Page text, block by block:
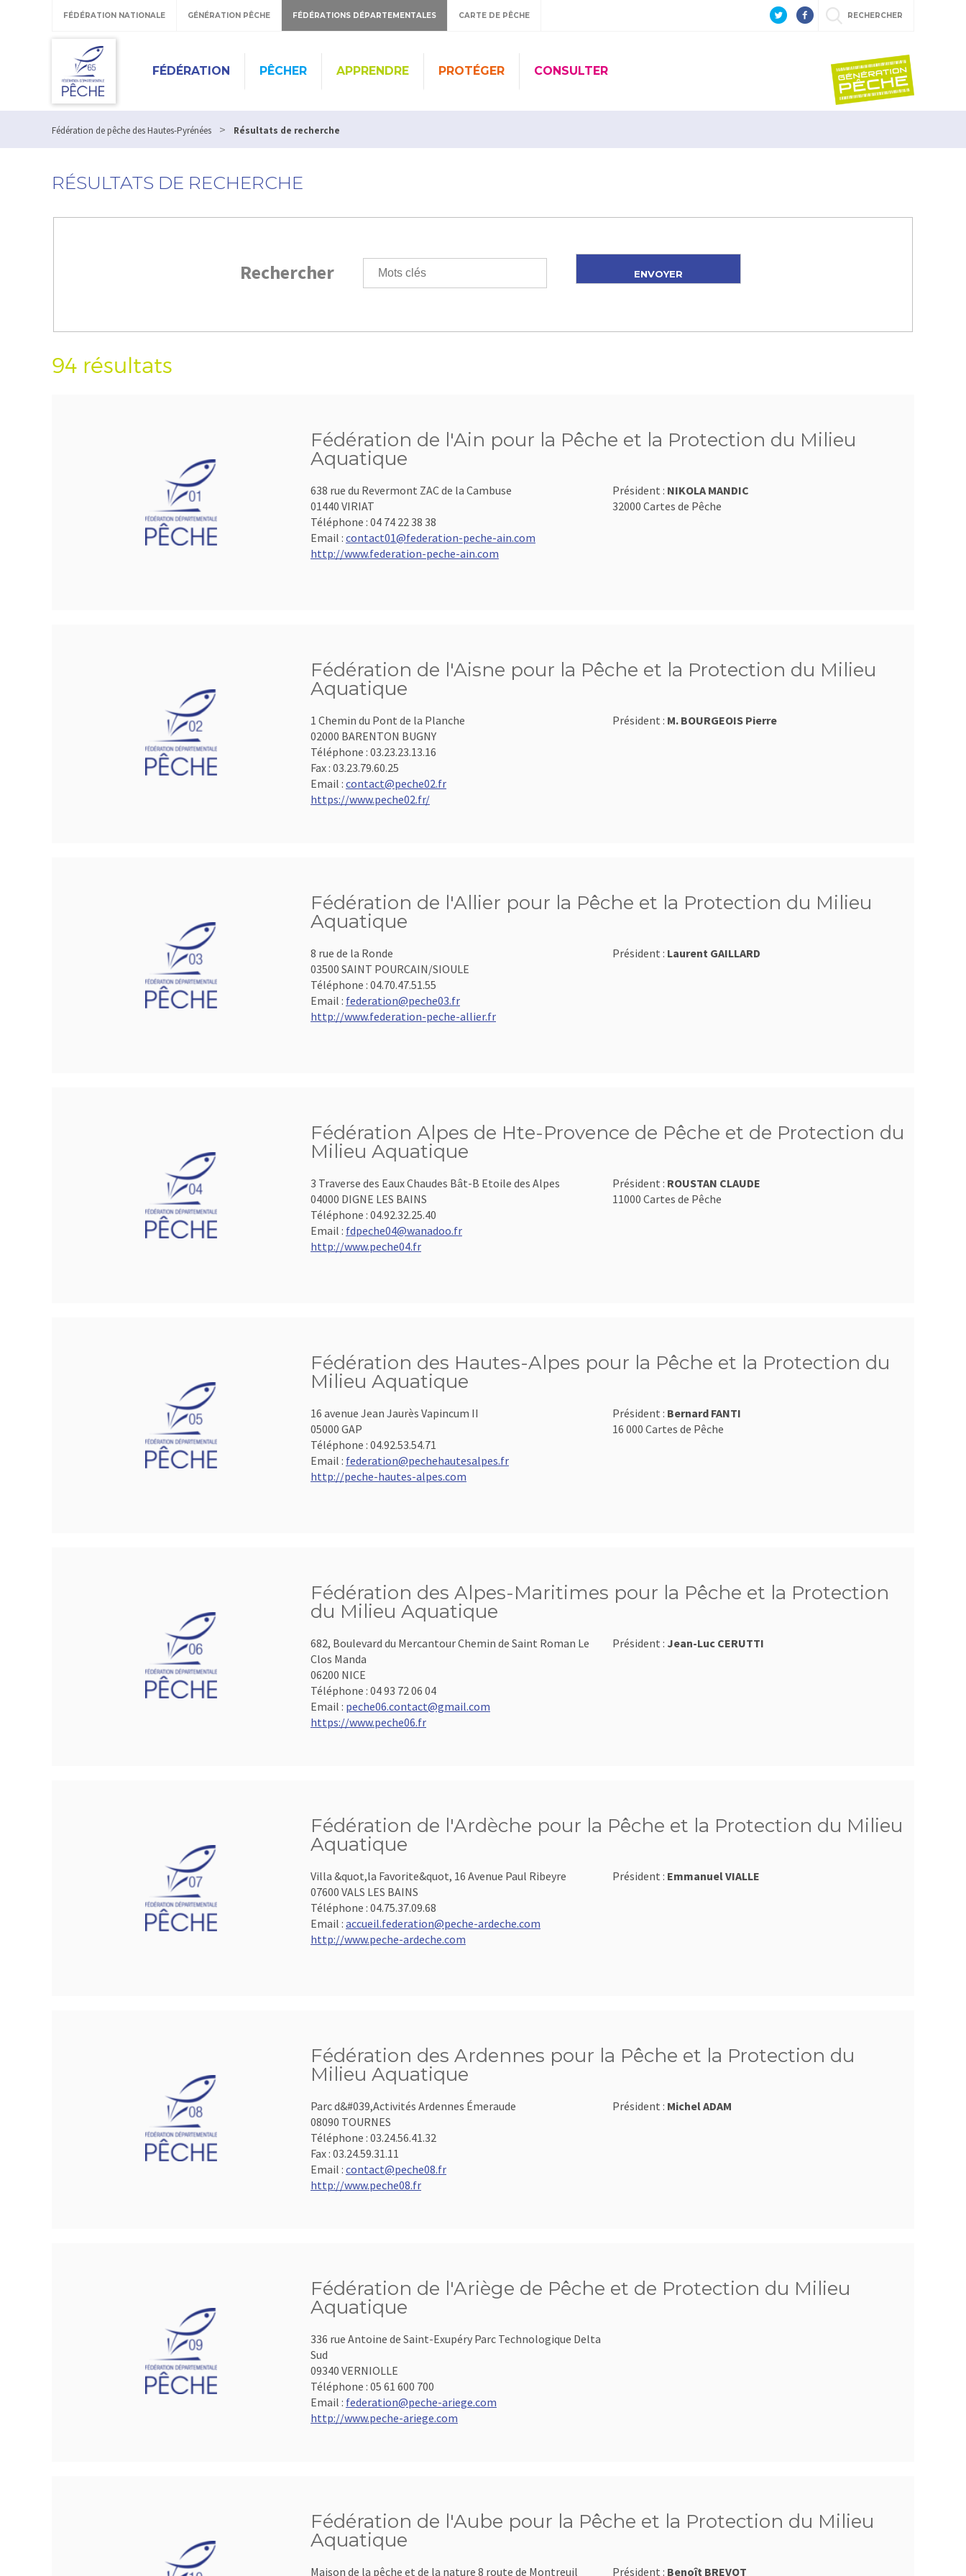
FÉDÉRATION NATIONALE GÉNÉRATION PÊCHE FÉDÉRATIONS DÉPARTEMENTALES CARTE DE PÊCHE RECHERCHER
FÉDÉRATION PÊCHER APPRENDRE PROTÉGER CONSULTER
Fédération de pêche des Hautes-Pyrénées > Résultats de recherche
RÉSULTATS DE RECHERCHE
Rechercher
94 résultats
Fédération de l'Ain pour la Pêche et la Protection du Milieu
Aquatique
638 rue du Revermont ZAC de la Cambuse
01440 VIRIAT
Téléphone : 04 74 22 38 38
Email : contact01@federation-peche-ain.com
http://www.federation-peche-ain.com
Président : NIKOLA MANDIC
32000 Cartes de Pêche
Fédération de l'Aisne pour la Pêche et la Protection du Milieu
Aquatique
1 Chemin du Pont de la Planche
02000 BARENTON BUGNY
Téléphone : 03.23.23.13.16
Fax : 03.23.79.60.25
Email : contact@peche02.fr
https://www.peche02.fr/
Président : M. BOURGEOIS Pierre
Fédération de l'Allier pour la Pêche et la Protection du Milieu
Aquatique
8 rue de la Ronde
03500 SAINT POURCAIN/SIOULE
Téléphone : 04.70.47.51.55
Email : federation@peche03.fr
http://www.federation-peche-allier.fr
Président : Laurent GAILLARD
Fédération Alpes de Hte-Provence de Pêche et de Protection du
Milieu Aquatique
3 Traverse des Eaux Chaudes Bât-B Etoile des Alpes
04000 DIGNE LES BAINS
Téléphone : 04.92.32.25.40
Email : fdpeche04@wanadoo.fr
http://www.peche04.fr
Président : ROUSTAN CLAUDE
11000 Cartes de Pêche
Fédération des Hautes-Alpes pour la Pêche et la Protection du
Milieu Aquatique
16 avenue Jean Jaurès Vapincum II
05000 GAP
Téléphone : 04.92.53.54.71
Email : federation@pechehautesalpes.fr
http://peche-hautes-alpes.com
Président : Bernard FANTI
16 000 Cartes de Pêche
Fédération des Alpes-Maritimes pour la Pêche et la Protection
du Milieu Aquatique
682, Boulevard du Mercantour Chemin de Saint Roman Le
Clos Manda
06200 NICE
Téléphone : 04 93 72 06 04
Email : peche06.contact@gmail.com
https://www.peche06.fr
Président : Jean-Luc CERUTTI
Fédération de l'Ardèche pour la Pêche et la Protection du Milieu
Aquatique
Villa &quot,la Favorite&quot, 16 Avenue Paul Ribeyre
07600 VALS LES BAINS
Téléphone : 04.75.37.09.68
Email : accueil.federation@peche-ardeche.com
http://www.peche-ardeche.com
Président : Emmanuel VIALLE
Fédération des Ardennes pour la Pêche et la Protection du
Milieu Aquatique
Parc d&#039,Activités Ardennes Émeraude
08090 TOURNES
Téléphone : 03.24.56.41.32
Fax : 03.24.59.31.11
Email : contact@peche08.fr
http://www.peche08.fr
Président : Michel ADAM
Fédération de l'Ariège de Pêche et de Protection du Milieu
Aquatique
336 rue Antoine de Saint-Exupéry Parc Technologique Delta
Sud
09340 VERNIOLLE
Téléphone : 05 61 600 700
Email : federation@peche-ariege.com
http://www.peche-ariege.com
Fédération de l'Aube pour la Pêche et la Protection du Milieu
Aquatique
Maison de la pêche et de la nature 8 route de Montreuil Président : Benoît BREVOT